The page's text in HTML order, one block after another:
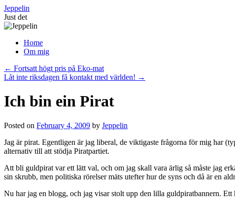
Skip
to
content
Jeppelin
Just det
Home
Om mig
← Fortsatt högt pris på Eko-mat
Låt inte riksdagen få kontakt med världen! →
Ich bin ein Pirat
Posted on February 4, 2009 by Jeppelin
Jag är pirat. Egentligen är jag liberal, de viktigaste frågorna för mig har
alternativ till att stödja Piratpartiet.
Att bli guldpirat var ett lätt val, och om jag skall vara ärlig så måste jag
sin skrubb, men politiska rörelser mäts utefter hur de syns och då är en
Nu har jag en blogg, och jag visar stolt upp den lilla guldpiratbannern.